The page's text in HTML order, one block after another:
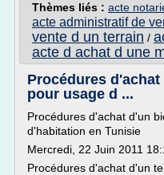
Thèmes liés : acte
acte administratif de
vente d un terrain /
acte d achat d une
Procédures
pour usage d ...
Procédures d'achat d'un
d'habitation en Tunisie
Mercredi, 22 Juin 2011
Procédures d'achat d'un